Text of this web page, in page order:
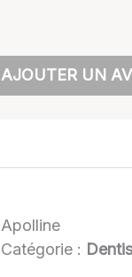
AJOUTER UN
Apolline
Catégorie :